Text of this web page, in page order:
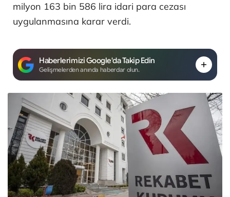
milyon 163 bin 586 lira idari para cezası
uygulanmasına karar verdi.
Haberlerimizi Google'da Takip Edin
Gelişmelerden anında haberdar olun.